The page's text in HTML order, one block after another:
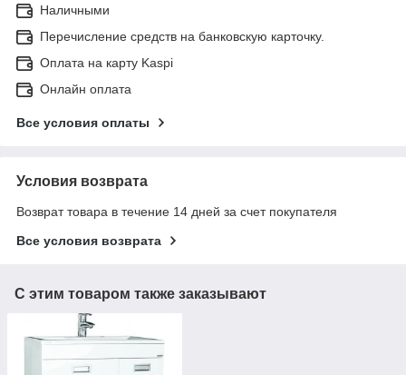
Наличными
Перечисление средств на банковскую карточку.
Оплата на карту Kaspi
Онлайн оплата
Все условия оплаты
Условия возврата
Возврат товара в течение 14 дней за счет покупателя
Все условия возврата
С этим товаром также заказывают